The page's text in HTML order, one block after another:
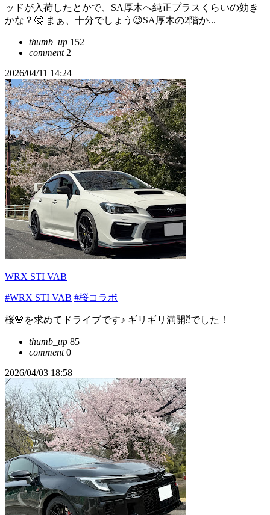
ッドが入荷したとかで、SA厚木へ純正プラスくらいの効き
かな？🤔 まぁ、十分でしょう😉SA厚木の2階か...
thumb_up 152
comment2
2026/04/11 14:24
WRX STI VAB
#WRX STI VAB #桜コラボ
桜🌸を求めてドライブです♪ ギリギリ満開⁇でした！
thumb_up 85
comment0
2026/04/03 18:58